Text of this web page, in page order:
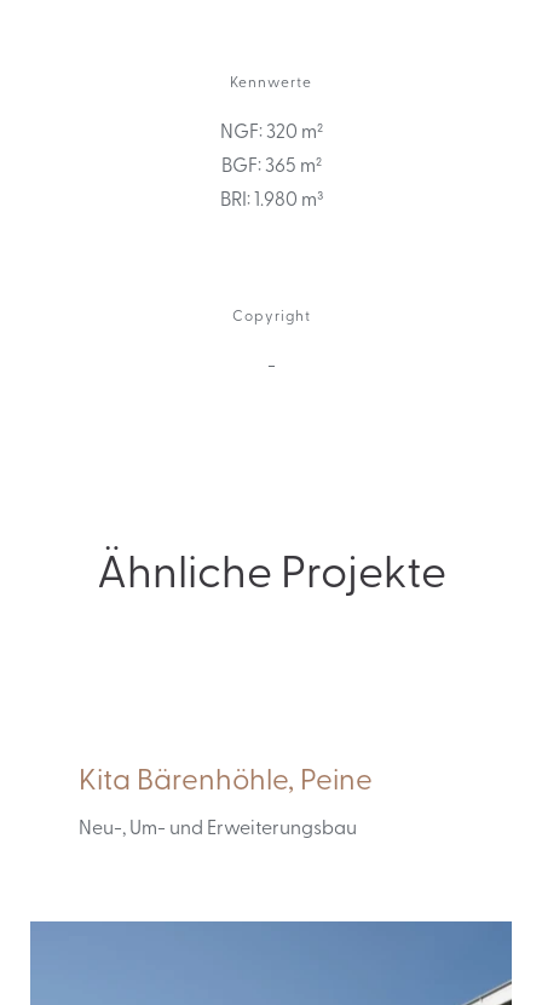
Kennwerte
NGF: 320 m²
BGF: 365 m²
BRI: 1.980 m³
Copyright
-
Ähnliche Projekte
Kita Bärenhöhle, Peine
Neu-, Um- und Erweiterungsbau